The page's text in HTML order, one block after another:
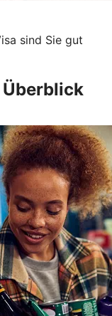
sind Sie gut
Überblick